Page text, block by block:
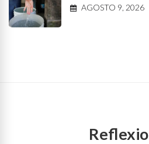
AGOSTO 9, 2026